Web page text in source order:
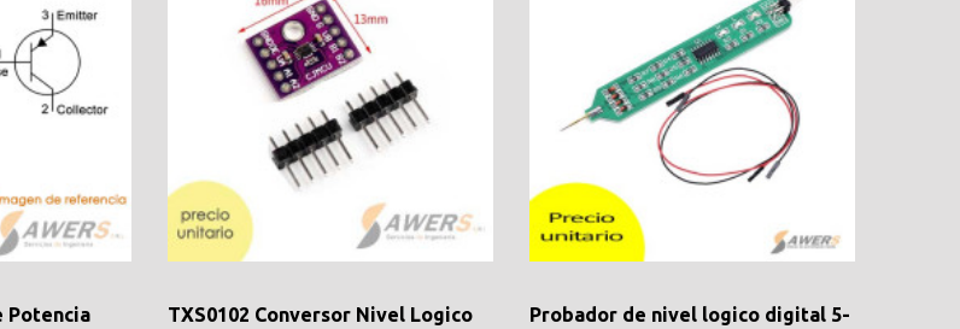
Potencia
TXS0102 Conversor Nivel Logico
Probador de nivel logico digital 5-